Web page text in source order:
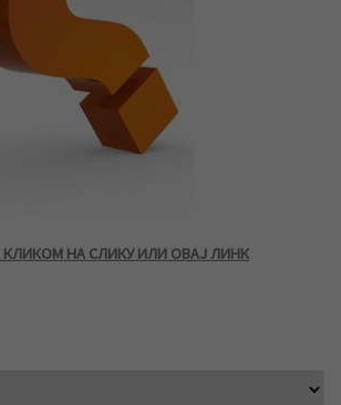
КЛИКОМ НА СЛИКУ ИЛИ ОВАЈ ЛИНК